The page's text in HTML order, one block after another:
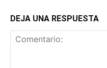
DEJA UNA RESPUESTA